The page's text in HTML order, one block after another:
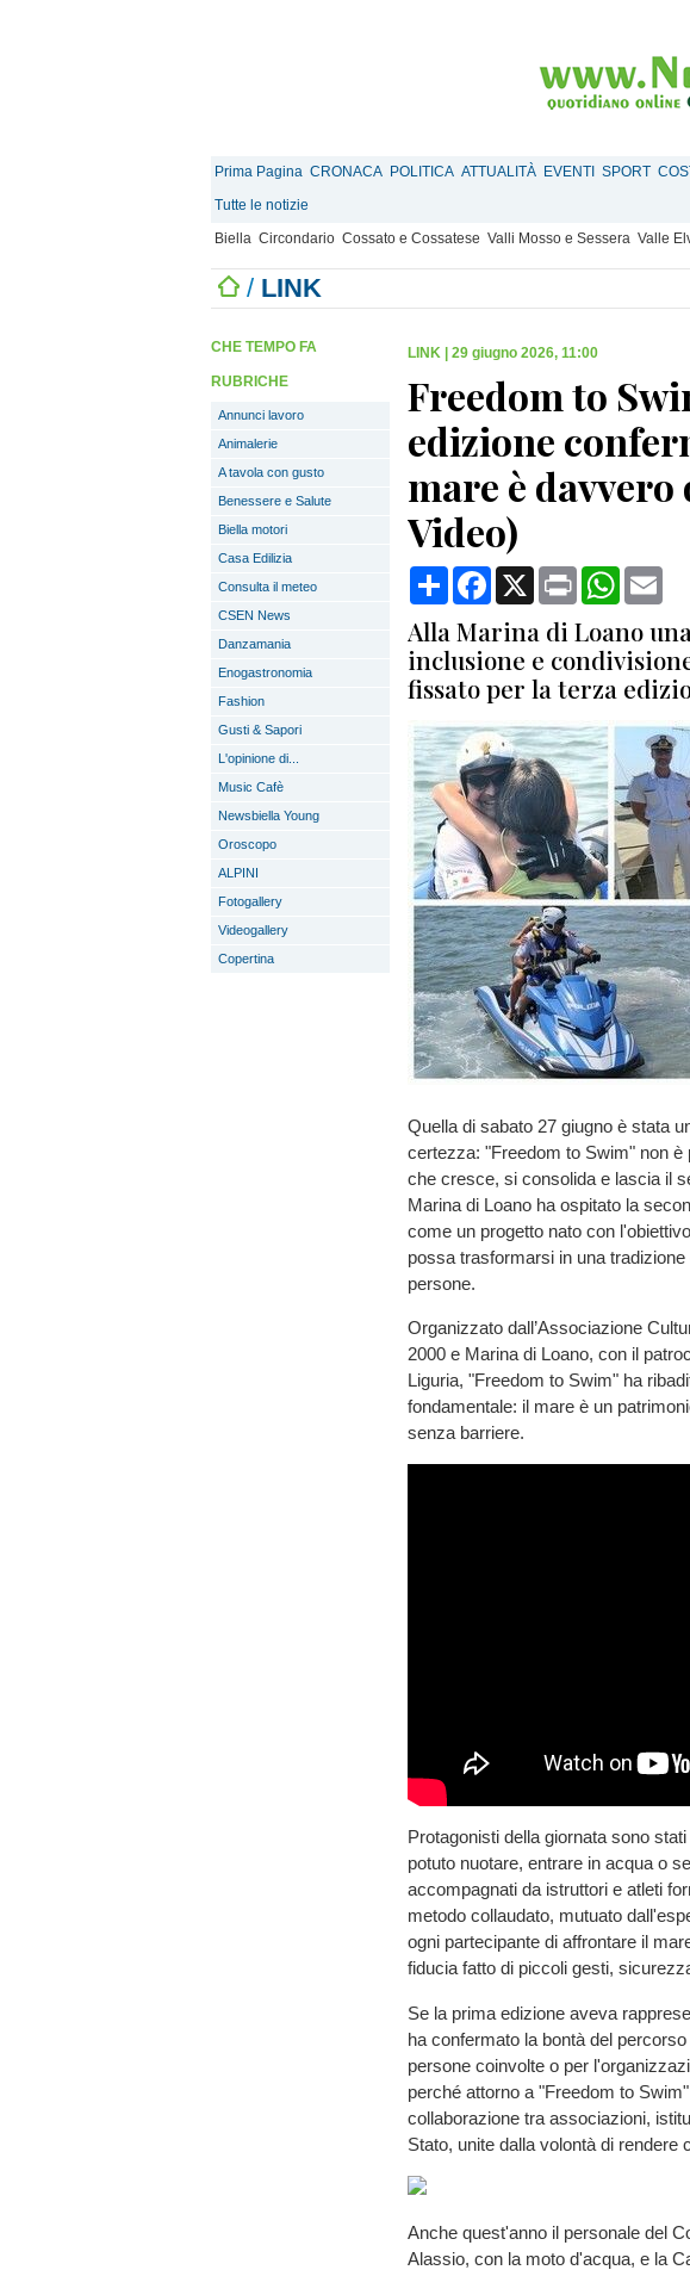
Prima Pagina CRONACA POLITICA ATTUALITÀ EVENTI SPORT
Tutte le notizie
Biella Circondario Cossato e Cossatese Valli Mosso e Sessera Valle
/ LINK
CHE TEMPO FA
RUBRICHE
Annunci lavoro
Animalerie
A tavola con gusto
Benessere e Salute
Biella motori
Casa Edilizia
Consulta il meteo
CSEN News
Danzamania
Enogastronomia
Fashion
Gusti & Sapori
L'opinione di...
Music Cafè
Newsbiella Young
Oroscopo
ALPINI
Fotogallery
Videogallery
Copertina
LINK 29 giugno 2026, 11:00
Freedom to
edizione
mare è
Video)
CondividiFacebook
X Print
Alla Marina di Loano
inclusione e
fissato per la terza
Quella di sabato 27 giugno è stata
certezza: "Freedom to Swim" non
che cresce, si consolida e lascia il
Marina di Loano ha ospitato la
come un progetto nato con
possa trasformarsi in una
persone.
Organizzato dall’Associazione
2000 e Marina di Loano, con il
Liguria, "Freedom to Swim" ha
fondamentale: il mare è un
senza barriere.
Protagonisti della giornata sono
potuto nuotare, entrare in acqua o
accompagnati da istruttori e atleti
metodo collaudato, mutuato
ogni partecipante di affrontare il
fiducia fatto di piccoli gesti,
Se la prima edizione aveva
ha confermato la bontà del
persone coinvolte o per
perché attorno a "Freedom to
collaborazione tra associazioni,
Stato, unite dalla volontà di rendere
Anche quest'anno il personale del
Alassio, con la moto d'acqua, e la